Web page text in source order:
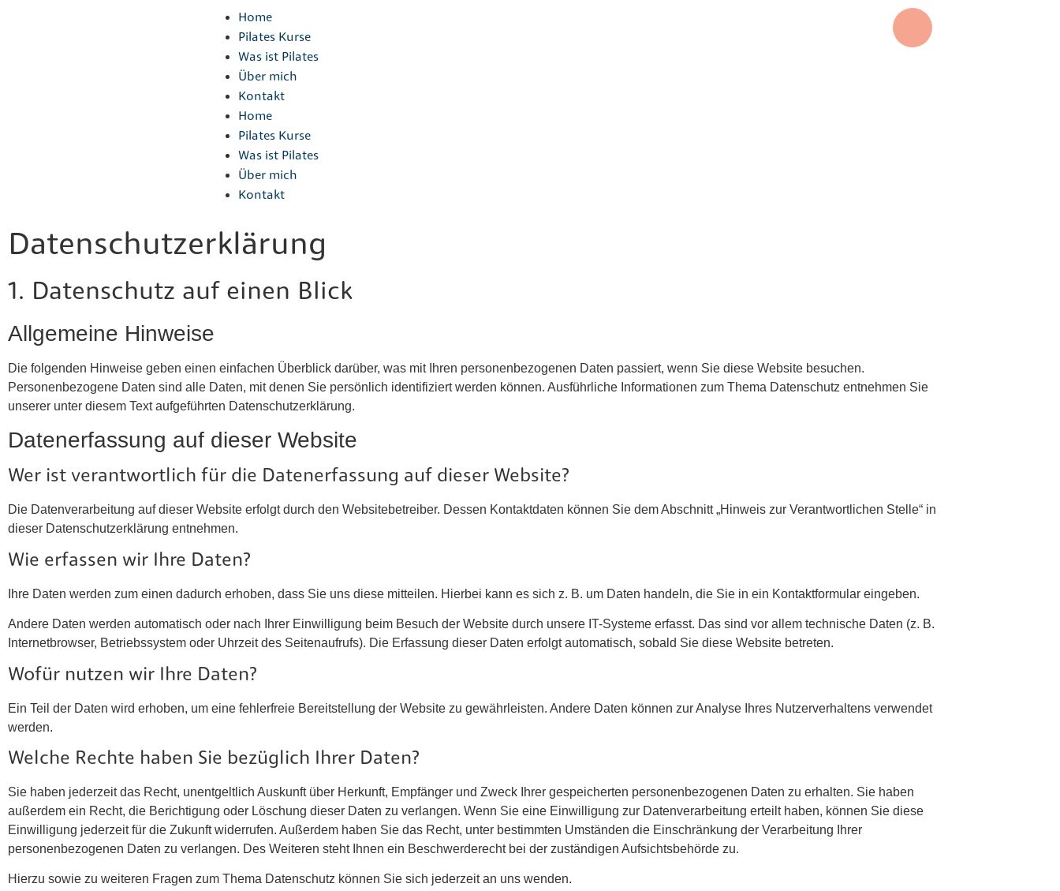
Home
Pilates Kurse
Was ist Pilates
Über mich
Kontakt
Home
Pilates Kurse
Was ist Pilates
Über mich
Kontakt
Datenschutz­erklärung
1. Datenschutz auf einen Blick
Allgemeine Hinweise
Die folgenden Hinweise geben einen einfachen Überblick darüber, was mit Ihren personenbezogenen Daten passiert, wenn Sie diese Website besuchen.
Personenbezogene Daten sind alle Daten, mit denen Sie persönlich identifiziert werden können. Ausführliche Informationen zum Thema Datenschutz entnehmen Sie
unserer unter diesem Text aufgeführten Datenschutzerklärung.
Datenerfassung auf dieser Website
Wer ist verantwortlich für die Datenerfassung auf dieser Website?
Die Datenverarbeitung auf dieser Website erfolgt durch den Websitebetreiber. Dessen Kontaktdaten können Sie dem Abschnitt „Hinweis zur Verantwortlichen Stelle“ in
dieser Datenschutzerklärung entnehmen.
Wie erfassen wir Ihre Daten?
Ihre Daten werden zum einen dadurch erhoben, dass Sie uns diese mitteilen. Hierbei kann es sich z. B. um Daten handeln, die Sie in ein Kontaktformular eingeben.
Andere Daten werden automatisch oder nach Ihrer Einwilligung beim Besuch der Website durch unsere IT-Systeme erfasst. Das sind vor allem technische Daten (z. B.
Internetbrowser, Betriebssystem oder Uhrzeit des Seitenaufrufs). Die Erfassung dieser Daten erfolgt automatisch, sobald Sie diese Website betreten.
Wofür nutzen wir Ihre Daten?
Ein Teil der Daten wird erhoben, um eine fehlerfreie Bereitstellung der Website zu gewährleisten. Andere Daten können zur Analyse Ihres Nutzerverhaltens verwendet
werden.
Welche Rechte haben Sie bezüglich Ihrer Daten?
Sie haben jederzeit das Recht, unentgeltlich Auskunft über Herkunft, Empfänger und Zweck Ihrer gespeicherten personenbezogenen Daten zu erhalten. Sie haben
außerdem ein Recht, die Berichtigung oder Löschung dieser Daten zu verlangen. Wenn Sie eine Einwilligung zur Datenverarbeitung erteilt haben, können Sie diese
Einwilligung jederzeit für die Zukunft widerrufen. Außerdem haben Sie das Recht, unter bestimmten Umständen die Einschränkung der Verarbeitung Ihrer
personenbezogenen Daten zu verlangen. Des Weiteren steht Ihnen ein Beschwerderecht bei der zuständigen Aufsichtsbehörde zu.
Hierzu sowie zu weiteren Fragen zum Thema Datenschutz können Sie sich jederzeit an uns wenden.